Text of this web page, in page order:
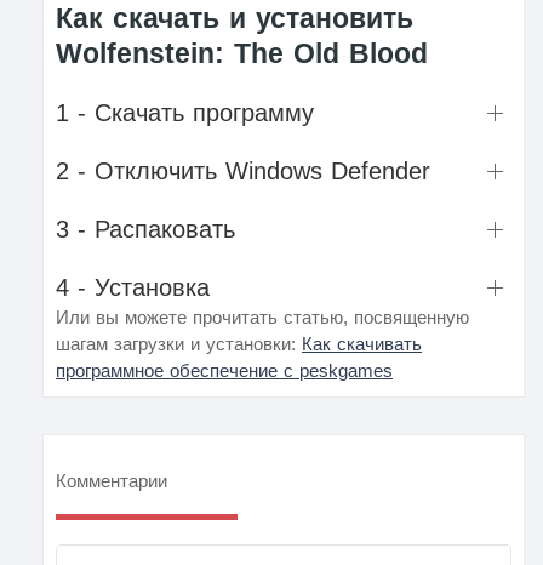
Как скачать и установить
Wolfenstein: The Old Blood
1 - Скачать программу
2 - Отключить Windows Defender
3 - Распаковать
4 - Установка
Или вы можете прочитать статью, посвященную
шагам загрузки и установки: Как скачивать
программное обеспечение с peskgames
Комментарии